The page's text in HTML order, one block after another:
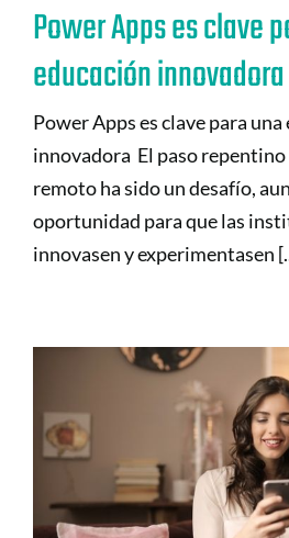
Power Apps es clave
educación innovadora
Power Apps es clave para una
innovadora El paso
remoto ha sido un desafío,
oportunidad para que las
innovasen y experimentasen